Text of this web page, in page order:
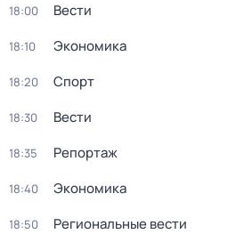
18:00 Вести
18:10 Экономика
18:20 Спорт
18:30 Вести
18:35 Репортаж
18:40 Экономика
18:50 Региональные вести